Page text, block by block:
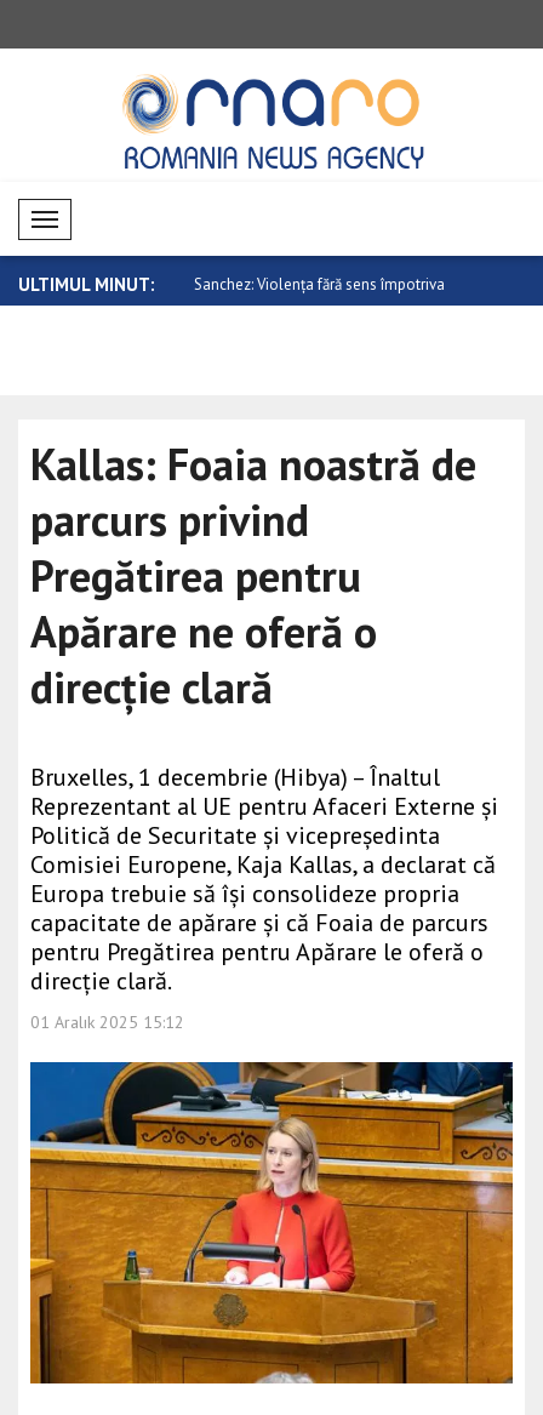
Mobil Menü
ULTIMUL MINUT:
ai Kazahstanului și.. Sanchez: Violența fără sens împotriva
Kallas: Foaia noastră de
parcurs privind
Pregătirea pentru
Apărare ne oferă o
direcție clară
Bruxelles, 1 decembrie (Hibya) – Înaltul
Reprezentant al UE pentru Afaceri Externe și
Politică de Securitate și vicepreședinta
Comisiei Europene, Kaja Kallas, a declarat că
Europa trebuie să își consolideze propria
capacitate de apărare și că Foaia de parcurs
pentru Pregătirea pentru Apărare le oferă o
direcție clară.
01 Aralık 2025 15:12